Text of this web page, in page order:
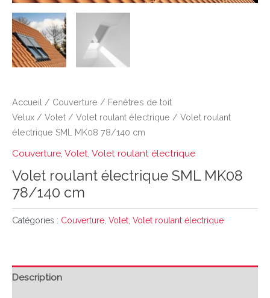
Accueil / Couverture / Fenêtres de toit
Velux / Volet / Volet roulant électrique / Volet roulant
électrique SML MK08 78/140 cm
Couverture, Volet, Volet roulant électrique
Volet roulant électrique SML MK08
78/140 cm
Catégories : Couverture Volet Volet roulant électrique
Description